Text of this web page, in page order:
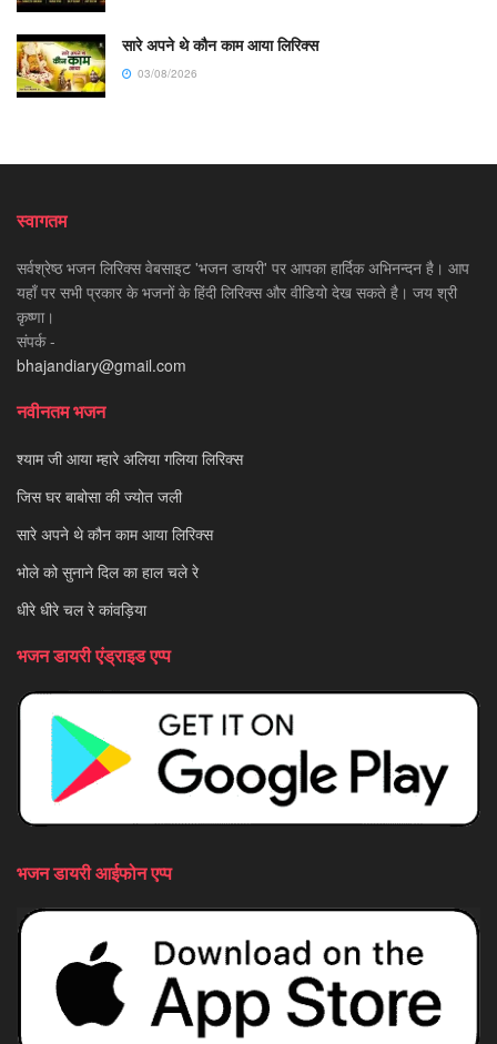
सारे अपने थे कौन काम आया लिरिक्स
03/08/2026
स्वागतम
सर्वश्रेष्ठ भजन लिरिक्स वेबसाइट 'भजन डायरी' पर आपका हार्दिक अभिनन्दन है। आप
यहाँ पर सभी प्रकार के भजनों के हिंदी लिरिक्स और वीडियो देख सकते है। जय श्री
कृष्णा।
संपर्क -
bhajandiary@gmail.com
नवीनतम भजन
श्याम जी आया म्हारे अलिया गलिया लिरिक्स
जिस घर बाबोसा की ज्योत जली
सारे अपने थे कौन काम आया लिरिक्स
भोले को सुनाने दिल का हाल चले रे
धीरे धीरे चल रे कांवड़िया
भजन डायरी एंड्राइड एप्प
भजन डायरी आईफोन एप्प